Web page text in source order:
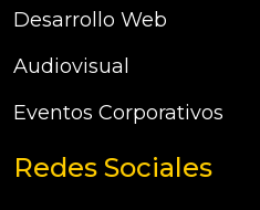
Desarrollo Web
Audiovisual
Eventos Corporativos
Redes Sociales